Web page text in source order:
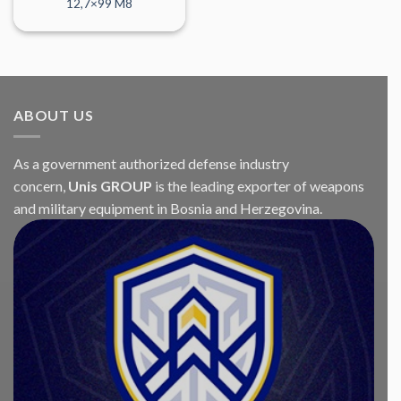
12,7×99 M8
ABOUT US
As a government authorized defense industry
concern, Unis GROUP is the leading exporter of weapons
and military equipment in Bosnia and Herzegovina.